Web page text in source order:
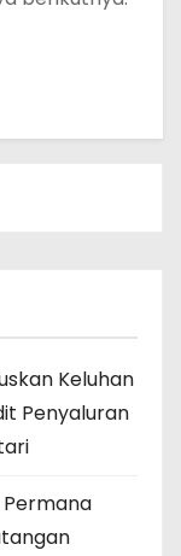
Keluhan
Penyaluran
Permana